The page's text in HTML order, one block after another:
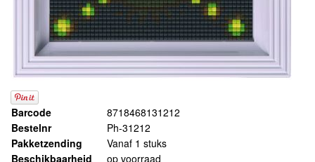
Barcode
8718468131212
Bestelnr
Ph-31212
Pakketzending
Vanaf 1 stuks
Beschikbaarheid
op voorraad